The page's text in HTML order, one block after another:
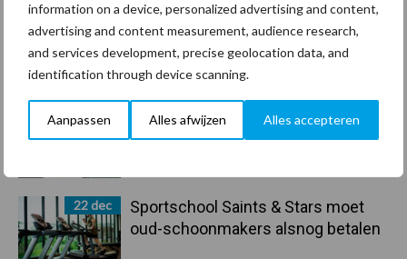
information on a device, personalized advertising and content,
advertising and content measurement, audience research,
and services development, precise geolocation data, and
identification through device scanning.
Aanpassen Alles afwijzen Alles accepteren
24 dec
Friendship Sports Centre maakt
vrienden voor het leven
23 dec
Business Apps: breng rust in de
schoonmaakchaos
22 dec
Sportschool Saints & Stars moet
oud-schoonmakers alsnog betalen